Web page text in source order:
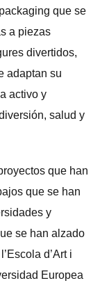
que se
a piezas
divertidos,
adaptan su
activo y
salud y
que han
que se han
y
se han alzado
d’Art i
Europea